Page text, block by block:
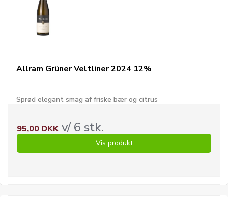
Allram Grüner Veltliner 2024 12%
Sprød elegant smag af friske bær og citrus
95,00 DKKv/ 6 stk.
Vis produkt